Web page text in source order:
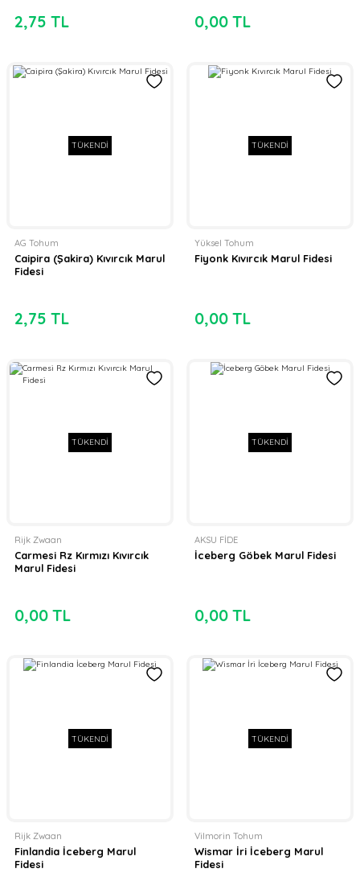
2,75 TL 0,00 TL
TÜKENDİ
AG Tohum
Caipira (Şakira) Kıvırcık Marul
Fidesi
2,75 TL
TÜKENDİ
Yüksel Tohum
Fiyonk Kıvırcık Marul Fidesi
0,00 TL
TÜKENDİ
Rijk Zwaan
Carmesi Rz Kırmızı Kıvırcık
Marul Fidesi
0,00 TL
TÜKENDİ
AKSU FİDE
İceberg Göbek Marul Fidesi
0,00 TL
TÜKENDİ
Rijk Zwaan
Finlandia İceberg Marul
Fidesi
TÜKENDİ
Vilmorin Tohum
Wismar İri İceberg Marul
Fidesi